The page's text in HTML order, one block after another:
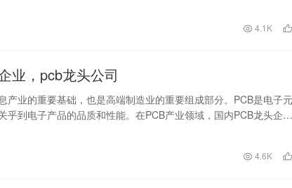
4.1K
业，pcb龙头公司
产业的重要基础，也是高端制造业的重要组成部分。PCB是电子元
乎到电子产品的品质和性能。在PCB产业领域，国内PCB龙头企业-
4.6K